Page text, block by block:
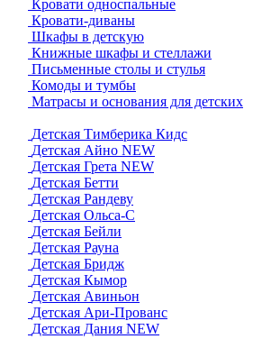
Кровати односпальные
Кровати-диваны
Шкафы в детскую
Книжные шкафы и стеллажи
Письменные столы и стулья
Комоды и тумбы
Матрасы и основания для детских
Детская Тимберика Кидс
Детская Айно NEW
Детская Грета NEW
Детская Бетти
Детская Рандеву
Детская Ольса-С
Детская Бейли
Детская Рауна
Детская Бридж
Детская Кымор
Детская Авиньон
Детская Ари-Прованс
Детская Дания NEW